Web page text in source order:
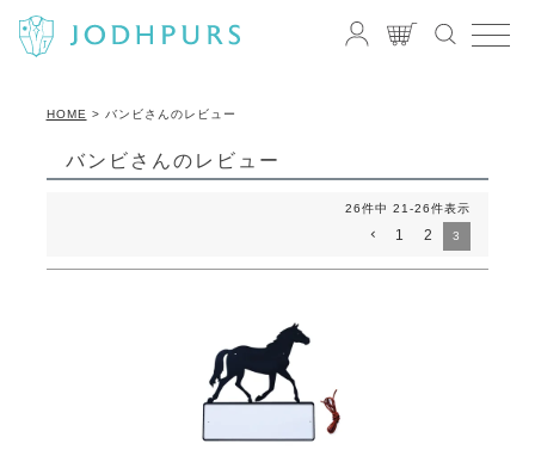
HOME バンビさんのレビュー
バンビさんのレビュー
26件中 21-26件表示
1 2 3